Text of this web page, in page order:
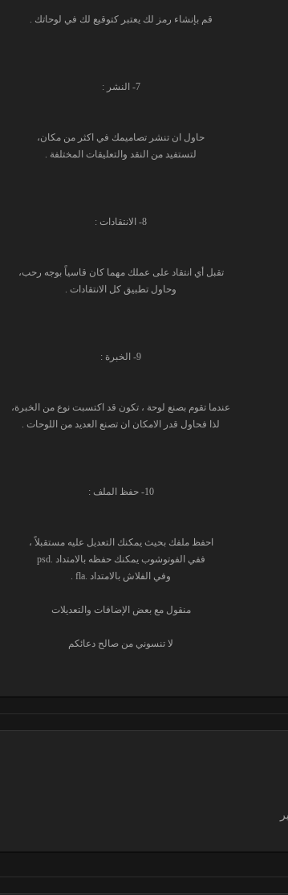
قم بإنشاء رمز لك يعتبر كتوقيع لك في لوحاتك .
7- النشر :
حاول ان تنشر تصاميمك في اكثر من مكان،
لتستفيد من النقد والتعليقات المختلفة .
8- الانتقادات :
تقبل أي انتقاد على عملك مهما كان قاسياً بوجه رحب،
وحاول تطبيق كل الانتقادات .
9- الخبرة :
عندما تقوم بصنع لوحة ، تكون قد اكتسبت نوع من الخبرة،
لذا فحاول قدر الامكان ان تصنع العديد من اللوحات .
10- حفظ الملف :
احفظ ملفك بحيث يمكنك التعديل عليه مستقبلاً ،
ففي الفوتوشوب يمكنك حفظه بالامتداد .psd
وفي الفلاش بالامتداد .fla .
منقول مع بعض الإضافات والتعديلات
لا تنسوني من صالح دعائكم